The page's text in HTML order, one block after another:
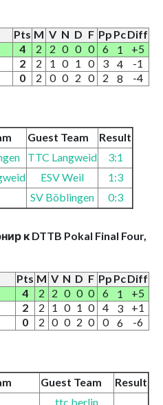
Pts M V N D F Pp PcDiff
4 2 2 0 0 0 6 1
+5
2 2 1 0 1 0 3 4
-1
0 2 0 0 2 0 2 8 -4
Guest Team
Result
TTC Langweid
3:1
ESV Weil
1:3
SV Böblingen 0:3
к DTTB Pokal Final Four,
Pts M V N D F Pp PcDiff
4 2 2 0 0 0 6 1
+5
2 2 1 0 1 0 4 3
+1
0 2 0 0 2 0 0 6 -6
Guest Team Result
ttc berlin